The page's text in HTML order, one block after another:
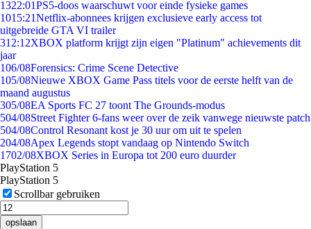
1322:01PS5-doos waarschuwt voor einde fysieke games
1015:21Netflix-abonnees krijgen exclusieve early access tot
uitgebreide GTA VI trailer
312:12XBOX platform krijgt zijn eigen "Platinum" achievements dit
jaar
106/08Forensics: Crime Scene Detective
105/08Nieuwe XBOX Game Pass titels voor de eerste helft van de
maand augustus
305/08EA Sports FC 27 toont The Grounds-modus
504/08Street Fighter 6-fans weer over de zeik vanwege nieuwste patch
504/08Control Resonant kost je 30 uur om uit te spelen
204/08Apex Legends stopt vandaag op Nintendo Switch
1702/08XBOX Series in Europa tot 200 euro duurder
PlayStation 5
PlayStation 5
Scrollbar gebruiken
opslaan